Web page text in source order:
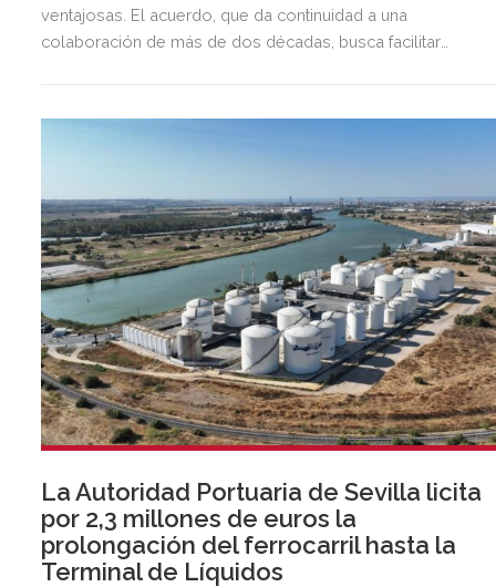
ventajosas. El acuerdo, que da continuidad a una
colaboración de más de dos décadas, busca facilitar
Unicaja a empresas, pymes y autónomos, uno de los
La Autoridad Portuaria de Sevilla licita
por 2,3 millones de euros la
prolongación del ferrocarril hasta la
Terminal de Líquidos